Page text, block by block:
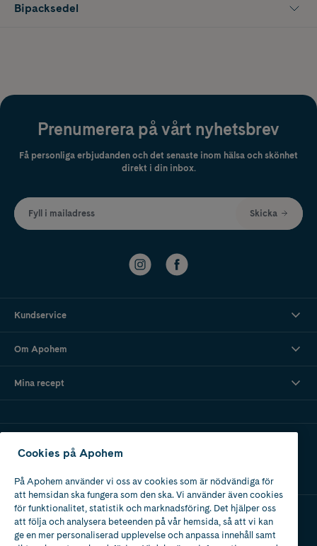
Bipacksedel
Prenumerera på vårt nyhetsbrev
Få personliga erbjudanden och det senaste inom hälsa och skönhet
direkt i din inbox.
Fyll i mailadress Skicka
Kundservice
Om Apohem
Mina recept
Apotek med tillstånd
av Läkemedelsverket
Cookies på Apohem
På Apohem använder vi oss av cookies som är nödvändiga för
att hemsidan ska fungera som den ska. Vi använder även cookies
för funktionalitet, statistik och marknadsföring. Det hjälper oss
att följa och analysera beteenden på vår hemsida, så att vi kan
ge en mer personaliserad upplevelse och anpassa innehåll samt